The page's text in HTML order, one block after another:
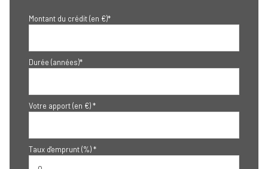
Montant du crédit (en €)*
Durée (années)*
Votre apport (en €) *
Taux d'emprunt (%) *